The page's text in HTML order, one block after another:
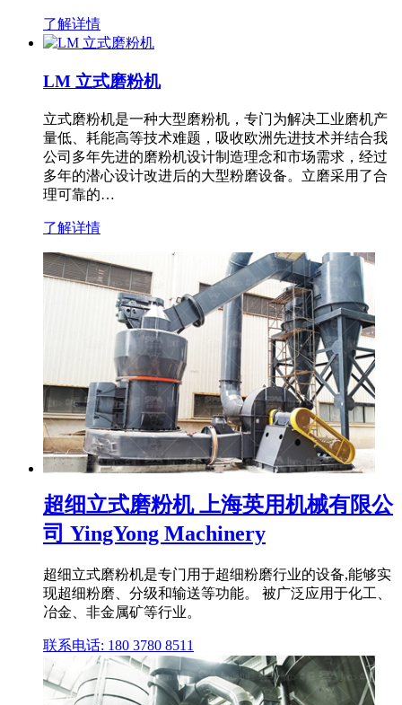
了解详情
LM 立式磨粉机
立式磨粉机是一种大型磨粉机，专门为解决工业磨机产
量低、耗能高等技术难题，吸收欧洲先进技术并结合我
公司多年先进的磨粉机设计制造理念和市场需求，经过
多年的潜心设计改进后的大型粉磨设备。立磨采用了合
理可靠的…
了解详情
超细立式磨粉机 上海英用机械有限公
司 YingYong Machinery
超细立式磨粉机是专门用于超细粉磨行业的设备,能够实
现超细粉磨、分级和输送等功能。 被广泛应用于化工、
冶金、非金属矿等行业。
联系电话: 180 3780 8511